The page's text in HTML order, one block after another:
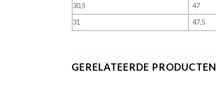
30,5
47
31
47,5
GERELATEERDE PRODUCTEN